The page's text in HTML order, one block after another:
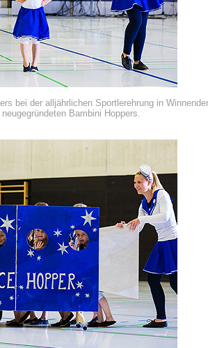
bei der alljährlichen Sportlerehrung in
Bambini Hoppers.